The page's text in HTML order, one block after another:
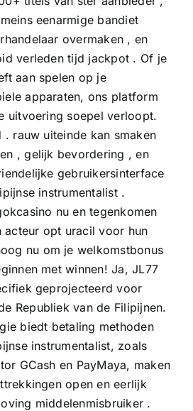
eenarmige bandiet
overmaken , en
verleden tijd jackpot . Of je
aan spelen op je
apparaten, ons platform
uitvoering soepel verloopt.
rauw uiteinde kan smaken
, gelijk bevordering , en
gebruikersinterface
instrumentalist .
nu en tegenkomen
acteur opt uracil voor hun
nu om je welkomstbonus
met winnen! Ja, JL77
geprojecteerd voor
Republiek van de Filipijnen.
biedt betaling methoden
instrumentalist, zoals
GCash en PayMaya, maken
open en eerlijk
middelenmisbruiker .